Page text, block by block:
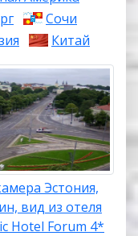
Сочи
Китай
Эстония,
вид из отеля
Hotel Forum 4*